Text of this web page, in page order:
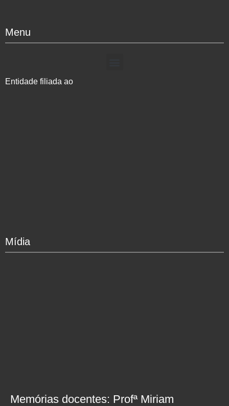
Menu
Entidade filiada ao
Mídia
Memórias docentes: Profª Miriam